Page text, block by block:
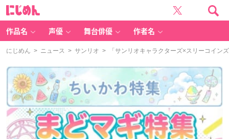
作品名 声優 舞台俳優 作者名
にじめん > ニュース > サンリオ > 「サンリオキャラクターズ×スリーコイン